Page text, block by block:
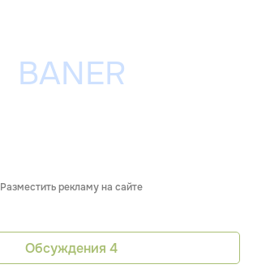
Разместить рекламу на сайте
Обсуждения 4